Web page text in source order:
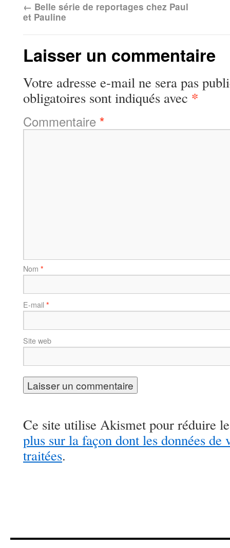
← Belle série de reportages chez Paul
et Pauline
Laisser un commentaire
Votre adresse e-mail ne sera pas
obligatoires sont indiqués avec *
Commentaire *
Nom *
E-mail *
Site web
Ce site utilise Akismet pour réduire
plus sur la façon dont les données de
traitées.